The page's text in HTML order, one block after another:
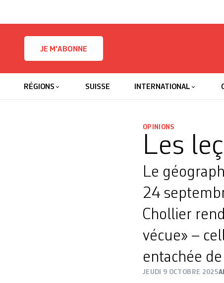
JE M'ABONNE
RÉGIONS SUISSE INTERNATIONAL
OPINIONS
Les
Le
24
Chollier
vécue» –
entachée
JEUDI 9 OCTOBRE 2025